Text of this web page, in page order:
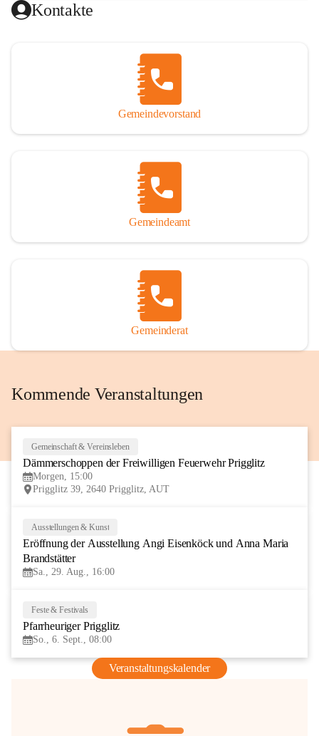
Kontakte
Gemeindevorstand
Gemeindeamt
Gemeinderat
Kommende Veranstaltungen
Gemeinschaft & Vereinsleben
Dämmerschoppen der Freiwilligen Feuerwehr Prigglitz
Morgen, 15:00
Prigglitz 39, 2640 Prigglitz, AUT
AUG
Ausstellungen & Kunst
Eröffnung der Ausstellung Angi Eisenköck und Anna Maria
Brandstätter
Sa., 29. Aug., 16:00
Feste & Festivals
Pfarrheuriger Prigglitz
So., 6. Sept., 08:00
Veranstaltungskalender